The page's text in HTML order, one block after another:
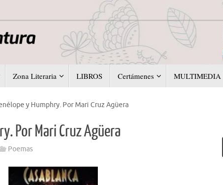
Zona Literaria LIBROS Certámenes MULTIMEDIA
y Humphry. Por Mari Cruz Agüera
Por Mari Cruz Agüera
Poemas